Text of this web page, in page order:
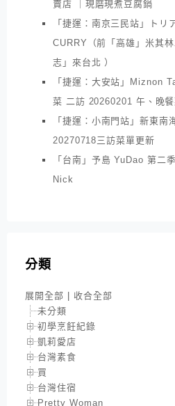
賣店 ｜現磨現煮豆腐鍋
「捷運：南京三民站」ト
CURRY（前「高雄」米其
志」來台北 ）
「捷運：大安站」Miznon
菜 二訪 20260201 午、晚
「捷運：小南門站」新東南
20270718三訪菜單更新
「台南」予島 YuDao 第二
Nick
分類
展開全部 | 收合全部
未分類
初學烹飪紀錄
凱莉愛店
台灣素食
買
台灣住宿
Pretty Woman